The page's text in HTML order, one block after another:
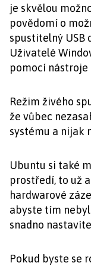
je skvělou
povědomí o
spustitelný USB
Uživatelé
pomocí nástroje
Režim živého
že vůbec
systému a nijak
Ubuntu si také
prostředí, to už
hardwarové
abyste tím
snadno
Pokud byste se